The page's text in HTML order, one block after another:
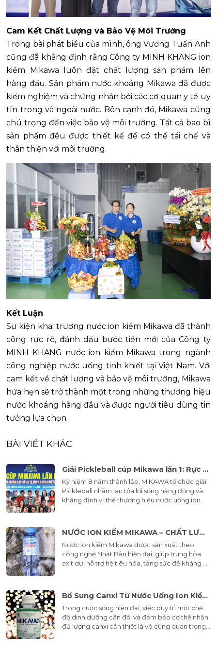
Cam Kết Chất Lượng và Bảo Vệ Môi Trường
Trong bài phát biểu của mình, ông Vương Tuấn Anh
cũng đã khẳng định rằng Công ty MINH KHANG ion
kiềm Mikawa luôn đặt chất lượng sản phẩm lên
hàng đầu. Sản phẩm nước khoáng Mikawa đã được
kiểm nghiệm và chứng nhận bởi các cơ quan y tế uy
tín trong và ngoài nước. Bên cạnh đó, Mikawa cũng
chú trọng đến việc bảo vệ môi trường. Tất cả bao bì
sản phẩm đều được thiết kế để có thể tái chế và
thân thiện với môi trường.
Kết Luận
Sự kiện khai trương nước ion kiềm Mikawa đã thành
công rực rỡ, đánh dấu bước tiến mới của Công ty
MINH KHANG nước ion kiềm Mikawa trong ngành
công nghiệp nước uống tinh khiết tại Việt Nam. Với
cam kết về chất lượng và bảo vệ môi trường, Mikawa
hứa hẹn sẽ trở thành một trong những thương hiệu
nước khoáng hàng đầu và được người tiêu dùng tin
tưởng lựa chọn.
BÀI VIẾT KHÁC
Giải Pickleball cúp Mikawa lần 1: Rực rỡ kỷ niệm 8 năm hành trình phát triển
Kỷ niệm 8 năm thành lập, MIKAWA tổ chức giải
Pickleball nhằm lan tỏa lối sống năng động và
khẳng định vị thế thương hiệu nước uống ion
NƯỚC ION KIỀM MIKAWA – CHẤT LƯỢNG CHUẨN NHẬT CHO CUỘC SỐNG KHỎE MẠNH
Nước ion kiềm Mikawa được sản xuất theo
công nghệ Nhật Bản hiện đại, giúp trung hòa
axit dư, hỗ trợ hệ tiêu hóa, tăng sức đề kháng và
sống khỏe mạnh mỗi ngày.
Bổ Sung Canxi Từ Nước Uống Ion Kiềm và Nước Uống Tinh Khiết MIKAWA: Lợi Ích Cho Sức Khỏe?
Trong cuộc sống hiện đại, việc duy trì một chế
độ dinh dưỡng cân đối và đảm bảo cơ thể nhận
đủ lượng canxi cần thiết là vô cùng quan trọng.